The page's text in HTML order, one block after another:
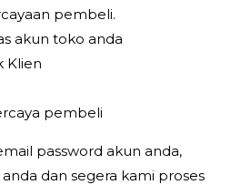
pembeli.
akun toko anda
Klien
pembeli
password akun anda,
dan segera kami proses